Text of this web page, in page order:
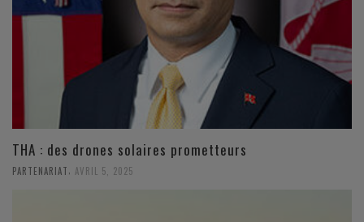
THA : des drones solaires prometteurs
PARTENARIAT AVRIL 5, 2025